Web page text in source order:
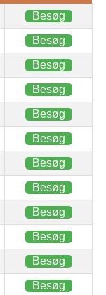
Besøg
Besøg
Besøg
Besøg
Besøg
Besøg
Besøg
Besøg
Besøg
Besøg
Besøg
Besøg